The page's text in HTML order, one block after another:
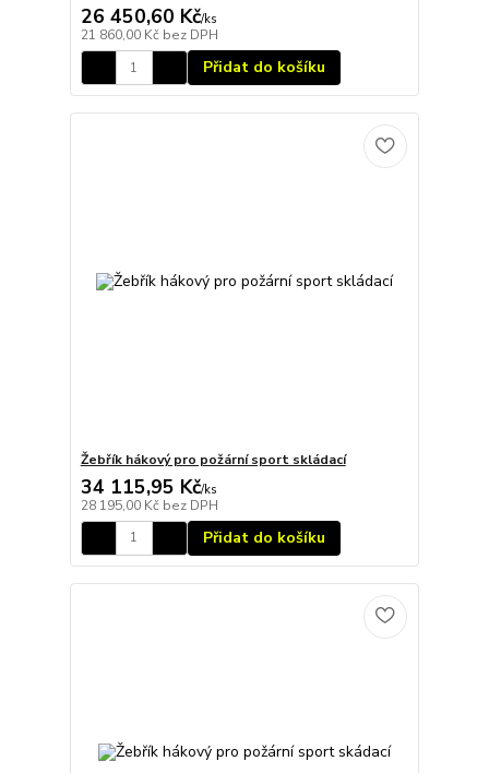
26 450,60 Kč/ks
21 860,00 Kč bez DPH
Přidat do košíku
Žebřík hákový pro požární sport skládací
34 115,95 Kč/ks
28 195,00 Kč bez DPH
Přidat do košíku